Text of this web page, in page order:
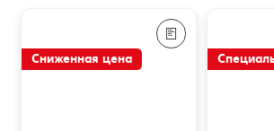
Сниженная цена